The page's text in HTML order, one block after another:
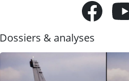
Dossiers & analyses